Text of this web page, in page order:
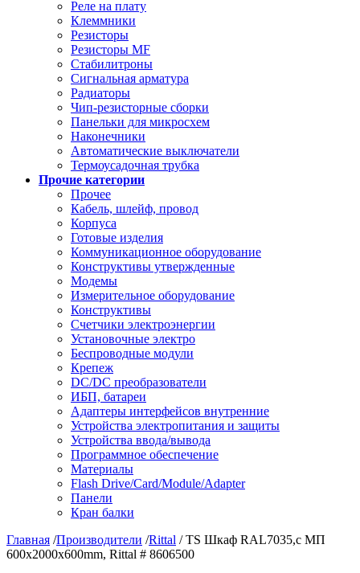
Реле на плату
Клеммники
Резисторы
Резисторы MF
Стабилитроны
Сигнальная арматура
Радиаторы
Чип-резисторные сборки
Панельки для микросхем
Наконечники
Автоматические выключатели
Термоусадочная трубка
Прочие категории
Прочее
Кабель, шлейф, провод
Корпуса
Готовые изделия
Коммуникационное оборудование
Конструктивы утвержденные
Модемы
Измерительное оборудование
Конструктивы
Счетчики электроэнергии
Установочные электро
Беспроводные модули
Крепеж
DC/DC преобразователи
ИБП, батареи
Адаптеры интерфейсов внутренние
Устройства электропитания и защиты
Устройства ввода/вывода
Программное обеспечение
Материалы
Flash Drive/Card/Module/Adapter
Панели
Кран балки
Главная /Производители /Rittal / TS Шкаф RAL7035,с МП
600x2000x600mm, Rittal # 8606500